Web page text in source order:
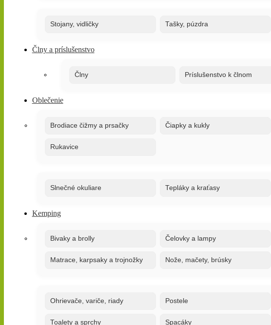
Stojany, vidličky Tašky, púzdra
Člny a príslušenstvo
Člny Príslušenstvo k člnom
Oblečenie
Brodiace čižmy a prsačky Čiapky a kukly
Rukavice
Slnečné okuliare Tepláky a kraťasy
Kemping
Bivaky a brolly Čelovky a lampy
Matrace, karpsaky a trojnožky Nože, mačety, brúsky
Ohrievače, variče, riady Postele
Toalety a sprchy Spacáky